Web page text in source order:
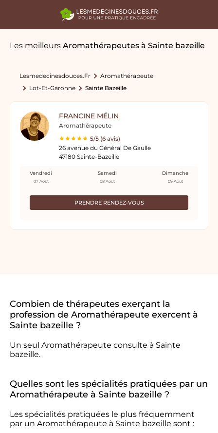
Les meilleurs Aromathérapeutes à Sainte bazeille
Lesmedecinesdouces.fr
Aromathérapeute
Lot-Et-Garonne
Sainte Bazeille
FRANCINE MÉLIN
Aromathérapeute
5/5 (6 avis)
26 avenue du Général De Gaulle
47180 Sainte-Bazeille
PRENDRE RENDEZ-VOUS
Vendredi
07 Août
Samedi
08 Août
Dimanche
09 Août
Combien de thérapeutes exerçant la
profession de Aromathérapeute exercent à
Sainte bazeille ?
Un seul Aromathérapeute consulte à Sainte
bazeille.
Quelles sont les spécialités pratiquées par un
Aromathérapeute à Sainte bazeille ?
Les spécialités pratiquées le plus fréquemment
par un Aromathérapeute à Sainte bazeille sont :